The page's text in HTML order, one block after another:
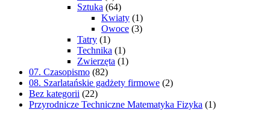
Sztuka (64)
Kwiaty (1)
Owoce (3)
Tatry (1)
Technika (1)
Zwierzęta (1)
07. Czasopismo (82)
08. Szarlatańskie gadżety firmowe (2)
Bez kategorii (22)
Przyrodnicze Techniczne Matematyka Fizyka (1)